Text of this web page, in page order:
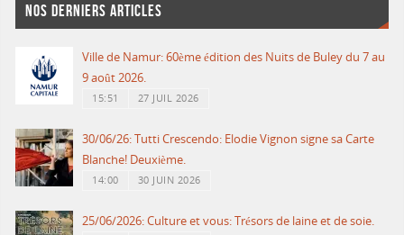
NOS DERNIERS ARTICLES
Ville de Namur: 60ème édition des Nuits de Buley du 7 au
9 août 2026.
15:51 27 JUIL 2026
30/06/26: Tutti Crescendo: Elodie Vignon signe sa Carte
Blanche! Deuxième.
14:00 30 JUIN 2026
25/06/2026: Culture et vous: Trésors de laine et de soie.